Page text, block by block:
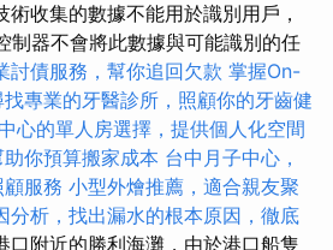
術收集的數據不能用於識別用戶，
制器不會將此數據與可能識別的任
討債服務，幫你追回欠款 掌握On-
找專業的牙醫診所，照顧你的牙齒健
心的單人房選擇，提供個人化空間
你預算搬家成本 台中月子中心，
服務 小型外燴推薦，適合親友聚
分析，找出漏水的根本原因，徹底
口附近的勝利海灘，由於港口船隻